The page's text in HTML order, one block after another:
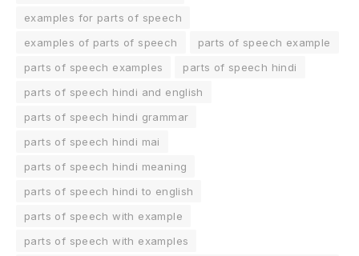
examples for parts of speech
examples of parts of speech
parts of speech example
parts of speech examples
parts of speech hindi
parts of speech hindi and english
parts of speech hindi grammar
parts of speech hindi mai
parts of speech hindi meaning
parts of speech hindi to english
parts of speech with example
parts of speech with examples